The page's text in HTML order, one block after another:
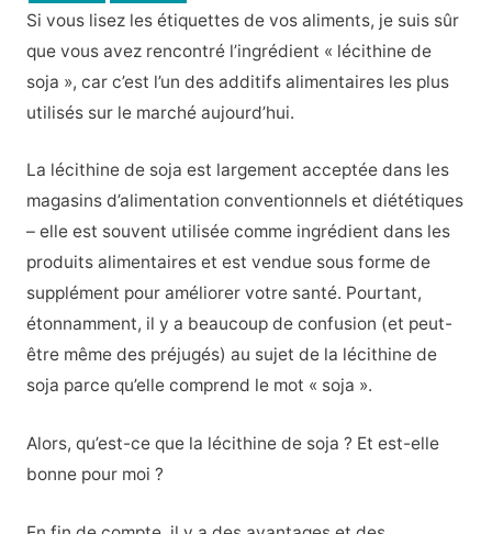
Si vous lisez les étiquettes de vos aliments, je suis sûr
que vous avez rencontré l’ingrédient « lécithine de
soja », car c’est l’un des additifs alimentaires les plus
utilisés sur le marché aujourd’hui.
La lécithine de soja est largement acceptée dans les
magasins d’alimentation conventionnels et diététiques
– elle est souvent utilisée comme ingrédient dans les
produits alimentaires et est vendue sous forme de
supplément pour améliorer votre santé. Pourtant,
étonnamment, il y a beaucoup de confusion (et peut-
être même des préjugés) au sujet de la lécithine de
soja parce qu’elle comprend le mot « soja ».
Alors, qu’est-ce que la lécithine de soja ? Et est-elle
bonne pour moi ?